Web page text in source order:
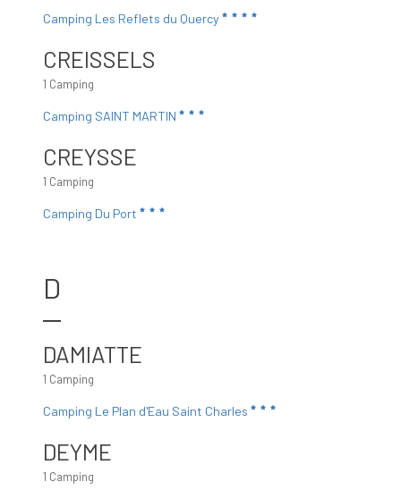
Camping Les Reflets du Quercy
CREISSELS
1 Camping
Camping SAINT MARTIN
CREYSSE
1 Camping
Camping Du Port
D
DAMIATTE
1 Camping
Camping Le Plan d'Eau Saint Charles
DEYME
1 Camping